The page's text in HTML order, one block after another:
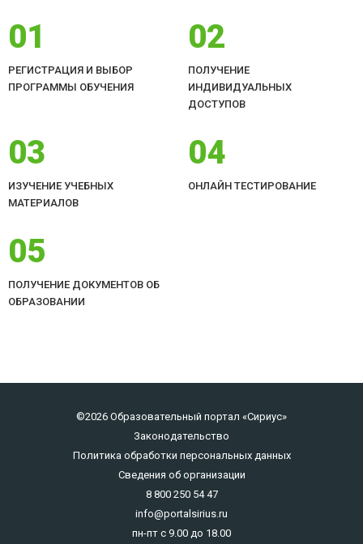
01
РЕГИСТРАЦИЯ И ВЫБОР
ПРОГРАММЫ ОБУЧЕНИЯ
02
ПОЛУЧЕНИЕ
ИНДИВИДУАЛЬНЫХ
ДОСТУПОВ
03
ИЗУЧЕНИЕ УЧЕБНЫХ
МАТЕРИАЛОВ
04
ОНЛАЙН ТЕСТИРОВАНИЕ
05
ПОЛУЧЕНИЕ ДОКУМЕНТОВ ОБ
ОБРАЗОВАНИИ
©2026 Образовательный портал «Сириус»
Законодательство
Политика обработки персональных данных
Сведения об организации
8 800 250 54 47
info@portalsirius.ru
пн-пт с 9.00 до 18.00